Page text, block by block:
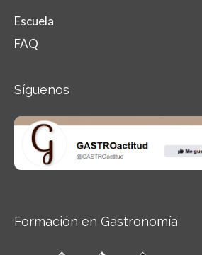
Escuela
FAQ
Síguenos
Formación en Gastronomía